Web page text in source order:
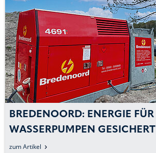
BREDENOORD: ENERGIE FÜR
WASSERPUMPEN GESICHERT
zum Artikel